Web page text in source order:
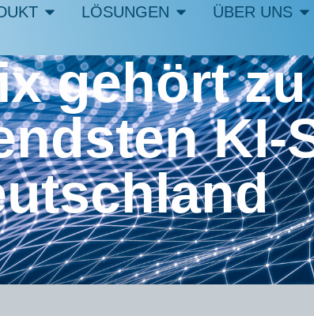
LÖSUNGEN ÜBER UNS
gehört
KI-